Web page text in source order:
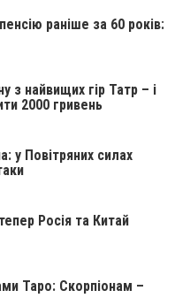
раніше за 60 років:
з найвищих гір Татр – і
2000 гривень
у Повітряних силах
Росія та Китай
Таро: Скорпіонам –